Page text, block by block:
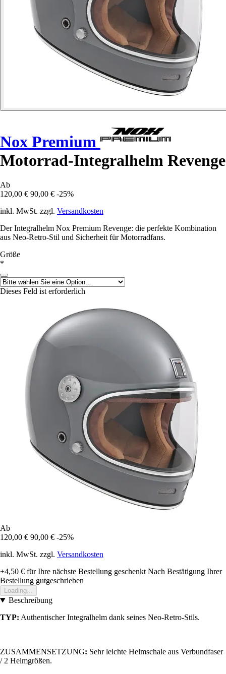
Nox Premium
Motorrad-Integralhelm Revenge
Ab
120,00 € 90,00 € -25%
inkl. MwSt. zzgl. Versandkosten
Der Integralhelm Nox Premium Revenge: die perfekte Kombination
aus Neo-Retro-Stil und Sicherheit für Motorradfans.
Größe
*
Dieses Feld ist erforderlich
Ab
120,00 € 90,00 € -25%
inkl. MwSt. zzgl. Versandkosten
+4,50 € für Ihre nächste Bestellung geschenkt Nach Bestätigung Ihrer
Bestellung gutgeschrieben
Loading...
Beschreibung
TYP: Authentischer Integralhelm dank seines Neo-Retro-Stils.
ZUSAMMENSETZUNG: Sehr leichte Helmschale aus Verbundfaser
/ 2 Helmgrößen.